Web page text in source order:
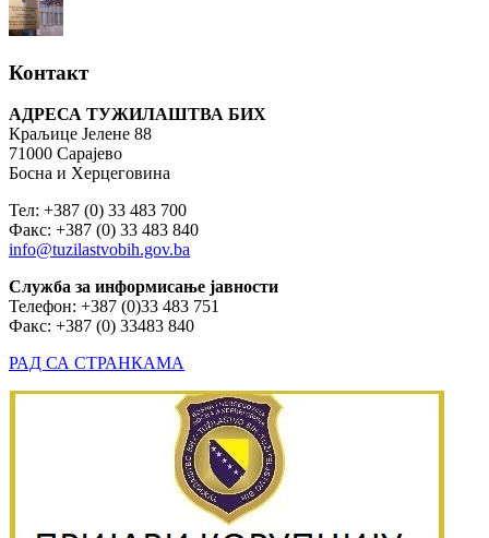
Контакт
АДРЕСА ТУЖИЛАШТВА БИХ
Краљице Јелене 88
71000 Сарајево
Босна и Херцеговина
Тел: +387 (0) 33 483 700
Факс: +387 (0) 33 483 840
info@tuzilastvobih.gov.ba
Служба за информисање јавности
Телефон: +387 (0)33 483 751
Факс: +387 (0) 33483 840
РАД СА СТРАНКАМА